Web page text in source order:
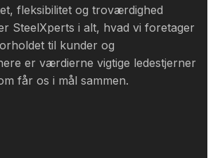
fleksibilitet og troværdighed
SteelXperts i alt, hvad vi foretager
til kunder og
er værdierne vigtige ledestjerner
får os i mål sammen.